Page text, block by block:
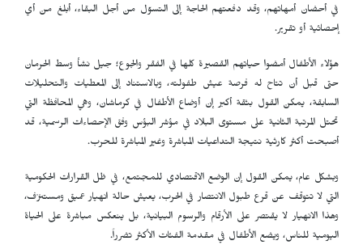
في أحضان أمهاتهم، وقد دفعتهم الحاجة إلى التسوّل من أجل البقاء، أبلغ من أي
إحصائية أو تقرير.
هؤلاء الأطفال أمضوا حياتهم القصيرة كلها في الفقر والجوع؛ جيل نشأ وسط الحرمان
حتى قبل أن تتاح له فرصة عيش طفولته، وبالاستناد إلى المعطيات والتحليلات
السابقة، يمكن القول بثقة أكبر إن أوضاع الأطفال في كرماشان، وهي المحافظة التي
تحتل المرتبة الثانية على مستوى البلاد في مؤشر البؤس وفق الإحصاءات الرسمية، قد
أصبحت أكثر كارثية نتيجة التداعيات المباشرة وغير المباشرة للحرب.
وبشكل عام، يمكن القول إن الوضع الاقتصادي للمجتمع، في ظل القرارات الحكومية
التي لا تتوقف عن قرع طبول الانتصار في الحرب، يعيش حالة انهيار عميق ومستنزف،
وهذا الانهيار لا يقتصر على الأرقام والرسوم البيانية، بل ينعكس مباشرة على الحياة
اليومية للناس، ويضع الأطفال في مقدمة الفئات الأكثر تضرراً.